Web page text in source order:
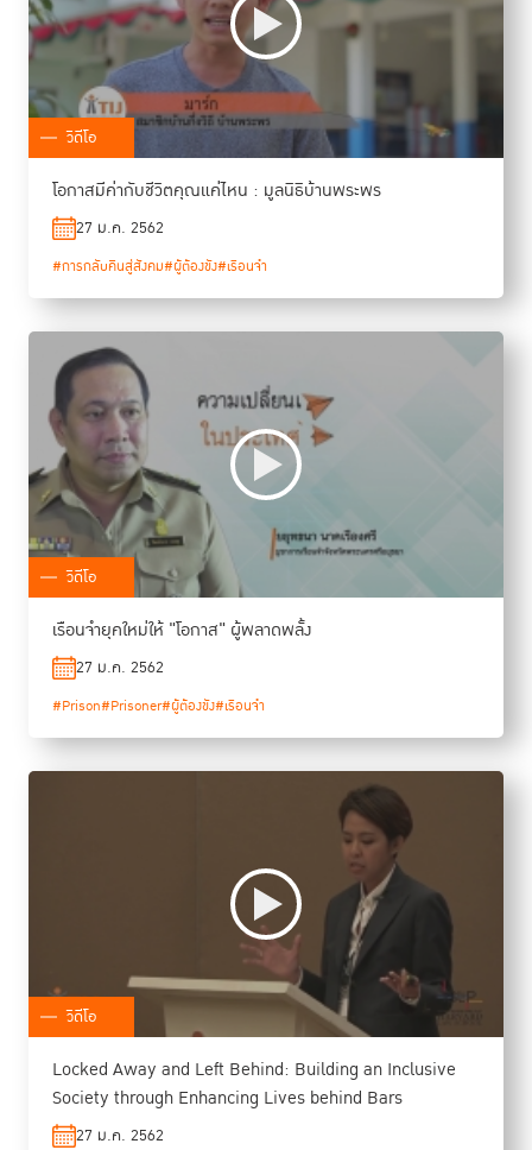
วิดีโอ
โอกาสมีค่ากับชีวิตคุณแค่ไหน : มูลนิธิบ้านพระพร
27 ม.ค. 2562
#การกลับคืนสู่สังคม#ผู้ต้องขัง#เรือนจำ
วิดีโอ
เรือนจำยุคใหม่ให้ "โอกาส" ผู้พลาดพลั้ง
27 ม.ค. 2562
#Prison#Prisoner#ผู้ต้องขัง#เรือนจำ
วิดีโอ
Locked Away and Left Behind: Building an Inclusive
Society through Enhancing Lives behind Bars
27 ม.ค. 2562